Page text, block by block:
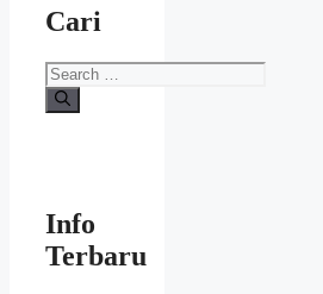
Cari
Search
for:
Info
Terbaru